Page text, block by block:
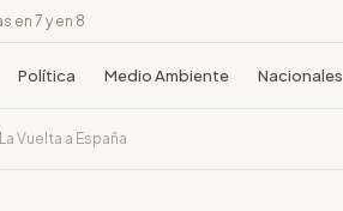
en 7 y en 8
Política Medio Ambiente Nacionales
Vuelta a España